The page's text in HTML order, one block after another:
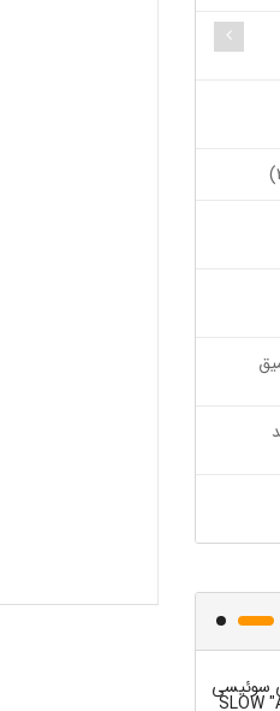
سوئیسی
SLOW